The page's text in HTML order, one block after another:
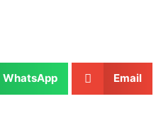
WhatsApp Email